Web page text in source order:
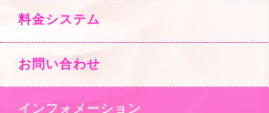
料金システム
お問い合わせ
インフォメーション